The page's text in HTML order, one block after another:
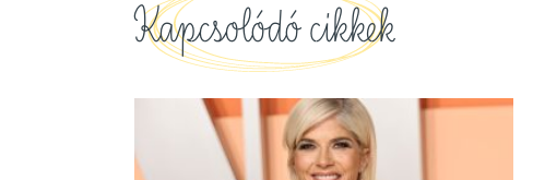
Kapcsolódó cikkek